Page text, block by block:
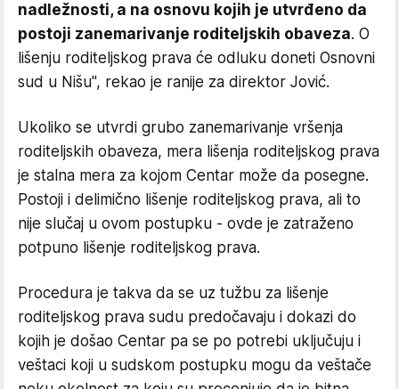
nadležnosti, a na osnovu kojih je utvrđeno da
postoji zanemarivanje roditeljskih obaveza. O
lišenju roditeljskog prava će odluku doneti Osnovni
sud u Nišu", rekao je ranije za direktor Jović.
Ukoliko se utvrdi grubo zanemarivanje vršenja
roditeljskih obaveza, mera lišenja roditeljskog prava
je stalna mera za kojom Centar može da posegne.
Postoji i delimično lišenje roditeljskog prava, ali to
nije slučaj u ovom postupku - ovde je zatraženo
potpuno lišenje roditeljskog prava.
Procedura je takva da se uz tužbu za lišenje
roditeljskog prava sudu predočavaju i dokazi do
kojih je došao Centar pa se po potrebi uključuju i
veštaci koji u sudskom postupku mogu da veštače